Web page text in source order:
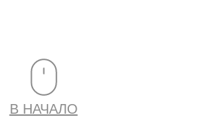
В НАЧАЛО